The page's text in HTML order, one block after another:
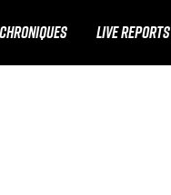
CHRONIQUES LIVE REPORTS